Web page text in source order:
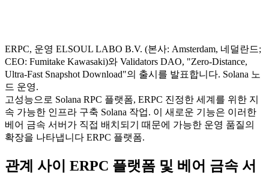
ERPC, 운영 ELSOUL LABO B.V. (본사: Amsterdam, 네덜란드;
CEO: Fumitake Kawasaki)와 Validators DAO, "Zero-Distance,
Ultra-Fast Snapshot Download"의 출시를 발표합니다. Solana 노
드 운영.
고성능으로 Solana RPC 플랫폼, ERPC 진정한 세계를 위한 지
속 가능한 인프라 구축 Solana 작업. 이 새로운 기능은 이러한
베어 금속 서버가 직접 배치되기 때문에 가능한 운영 품질의
확장을 나타냅니다 ERPC 플랫폼.
관계 사이 ERPC 플랫폼 및 베어 금속 서